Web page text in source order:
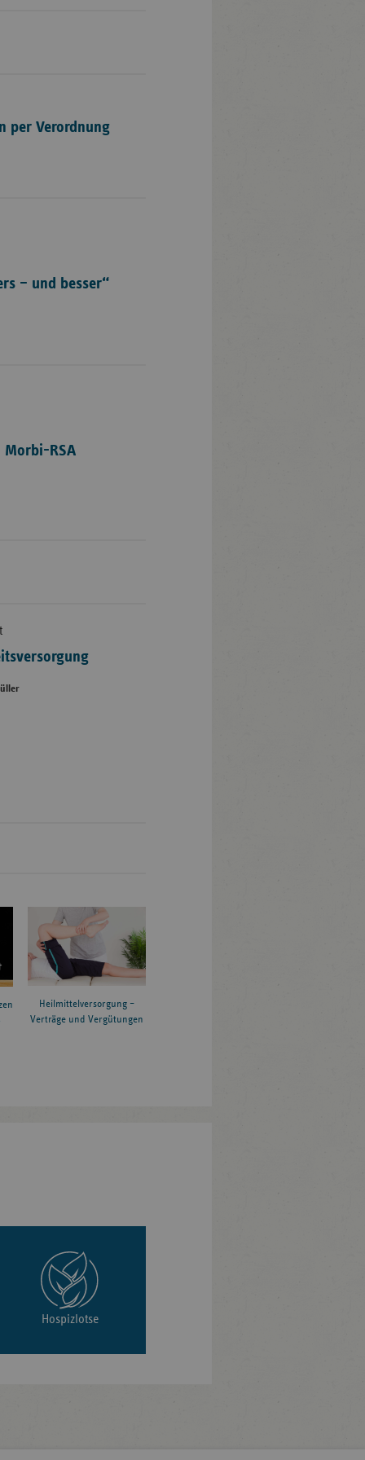
per Verordnung
– und besser“
Morbi-RSA
Heilmittelversorgung –
Verträge und Vergütungen
Hospizlotse